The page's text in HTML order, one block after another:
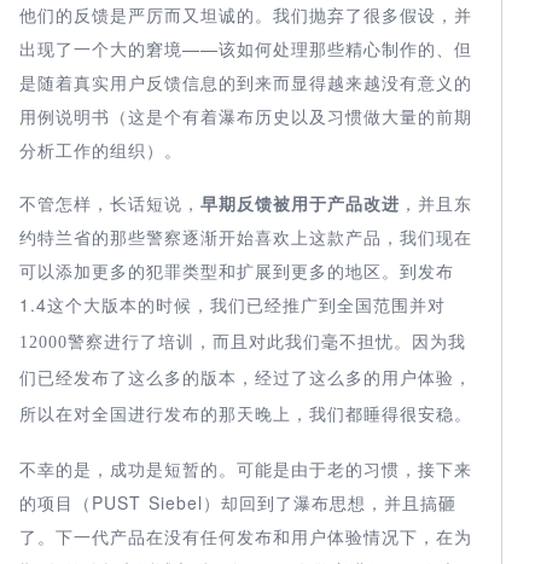
他们的反馈是严厉而又坦诚的。我们抛弃了很多假设，并
出现了一个大的窘境——该如何处理那些精心制作的、但
是随着真实用户反馈信息的到来而显得越来越没有意义的
用例说明书（这是个有着瀑布历史以及习惯做大量的前期
分析工作的组织）。
不管怎样，长话短说， 早期反馈被用于产品改进 ，并且东
约特兰省的那些警察逐渐开始喜欢上这款产品，我们现在
可以添加更多的犯罪类型和扩展到更多的地区。到发布
1.4这个大版本的时候 ，我们已经推广到全国范围并对
12000警察进行了培训，而且对此我们毫不担忧。因为我
们已经发布了这么多的版本，经过了这么多的用户体验，
所以在对全国进行发布的那天晚上，我们都睡得很安稳。
不幸的是，成功是短暂的。可能是由于老的习惯，接下来
的项目（PUST Siebel）却回到了瀑布思想，并且搞砸
了。下一代产品在没有任何发布和用户体验情况下，在为